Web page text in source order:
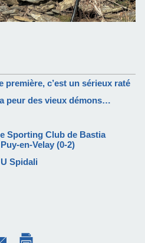
première, c’est un sérieux raté
peur des vieux démons…
Sporting Club de Bastia
en-Velay (0-2)
Spidali